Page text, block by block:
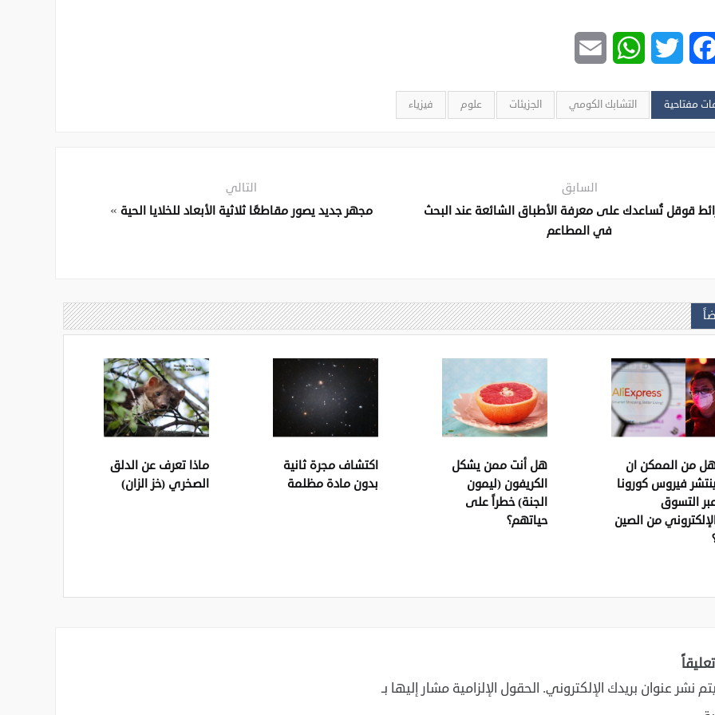
Facebook
Twitter
WhatsApp
مفتاحية التشابك الكومي الجزيئات علوم فيزياء
السابق
قوقل تُساعدك على معرفة الأطباق الشائعة عند البحث
في المطاعم
التالي
مجهر جديد يصور مقاطعًا ثلاثية الأبعاد للخلايا الحية »
من الممكن ان
فيروس كورونا
التسوق
من الصين
هل أنت ممن يشكل
الكريفون (ليمون
الجنة) خطراً على
حياتهم؟
اكتشاف مجرة ثانية
بدون مادة مظلمة
ماذا تعرف عن الدلق
الصخري (خز الزان)
نشر عنوان بريدك الإلكتروني. الحقول الإلزامية مشار إليها بـ